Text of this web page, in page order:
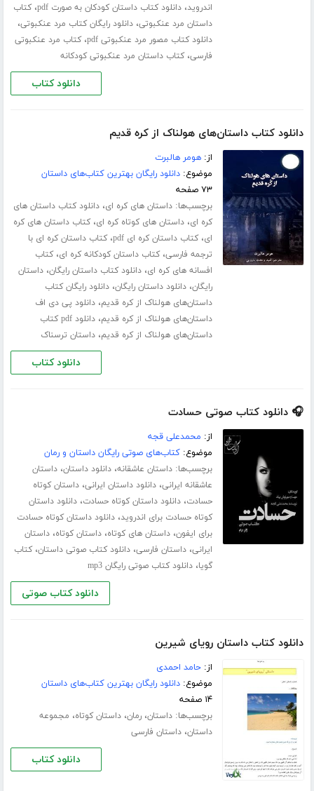
اندروید،دانلود کتاب داستان کودکان به صورت pdf ،کتاب
داستان مرد عنکبوتی،دانلود رایگان کتاب مرد عنکبوتی،
دانلود کتاب مصور مرد عنکبوتی pdf ،کتاب مرد عنکبوتی
فارسی،کتاب داستان مرد عنکبوتی کودکانه
دانلود کتاب
دانلود کتاب داستان‌های هولناک از کره قدیم
از:هومر هالبرت
موضوع:دانلود رایگان بهترین کتاب‌های داستان
۷۳ صفحه
برچسب‌ها:داستان های کره ای،دانلود کتاب داستان های
کره ای،داستان های کوتاه کره ای،کتاب داستان های کره
ای،کتاب داستان کره ای pdf ،کتاب داستان کره ای با
ترجمه فارسی،کتاب داستان کودکانه کره ای،کتاب
افسانه های کره ای،دانلود کتاب داستان رایگان،داستان
رایگان،دانلود داستان رایگان،دانلود رایگان کتاب
داستان‌های هولناک از کره قدیم،دانلود پی دی اف
داستان‌های هولناک از کره قدیم،
دانلود pdf کتاب
داستان‌های هولناک از کره قدیم،داستان ترسناک
دانلود کتاب
🎧 دانلود کتاب صوتی حسادت
از: محمدعلی قجه
موضوع:کتاب‌های صوتی رایگان داستان و رمان
برچسب‌ها:داستان عاشقانه،دانلود داستان،داستان
عاشقانه ایرانی،دانلود داستان ایرانی،داستان کوتاه
حسادت،دانلود داستان کوتاه حسادت،دانلود داستان
کوتاه حسادت برای اندروید،دانلود داستان کوتاه حسادت
برای ایفون،داستان های کوتاه،داستان کوتاه،داستان
ایرانی،داستان فارسی،دانلود کتاب صوتی داستان،کتاب
گویا،دانلود کتاب صوتی رایگان mp3
دانلود کتاب صوتی
دانلود کتاب داستان رویای شیرین
از:حامد احمدی
موضوع:دانلود رایگان بهترین کتاب‌های داستان
۱۴ صفحه
برچسب‌ها:داستان،رمان،داستان کوتاه، مجموعه
داستان،داستان فارسی
دانلود کتاب